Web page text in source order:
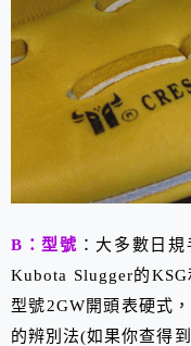
B：型號 ：大多數日
Kubota Slugger的
型號2GW開頭表硬式
的辨別法(如果你查得